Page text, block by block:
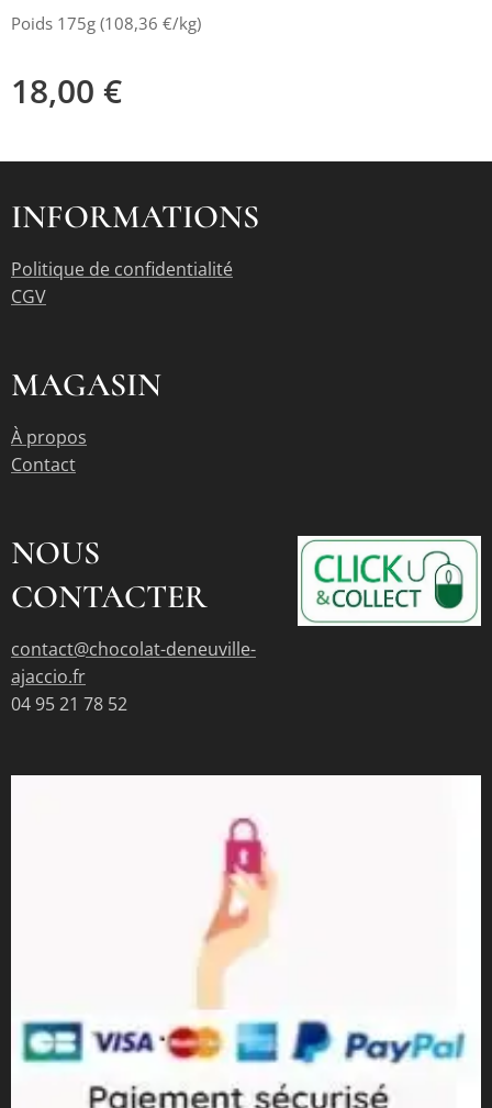
Poids 175g (108,36 €/kg)
18,00 €
INFORMATIONS
Politique de confidentialité
CGV
MAGASIN
À propos
Contact
NOUS
CONTACTER
contact@chocolat-deneuville-
ajaccio.fr
04 95 21 78 52